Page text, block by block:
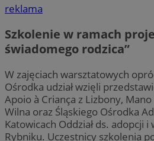
reklama
Szkolenie w ramach
świadomego rodzica”
W zajęciach warsztatowych
Ośrodka udział wzięli
Apoio à Criança z Lizbony,
Wilna oraz Śląskiego Ośrodka
Katowicach Oddział ds. adopcji
Rybniku. Uczestnicy szkolenia